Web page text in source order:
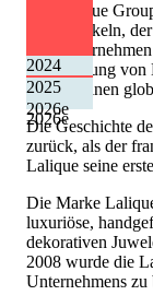
2026e
2024
2025
2026e
Die Lalique
Luxusartikeln,
Das
Vermarktung von
und hat einen
Die Geschichte
zurück, als der
Lalique seine
Die Marke
luxuriöse,
dekorativen
2008 wurde die
Unternehmens